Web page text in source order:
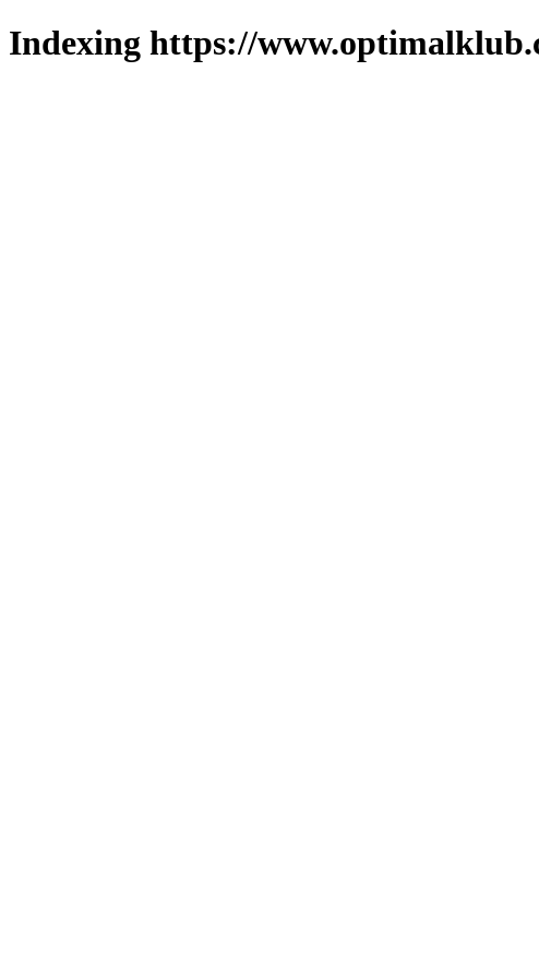
Indexing https://